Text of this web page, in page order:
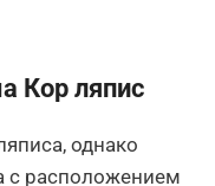
Кор ляпис
однако
с расположением